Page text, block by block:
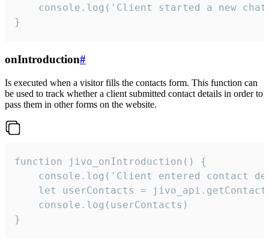
console.log('Client started a new
}
onIntroduction#
Is executed when a visitor fills the contacts form. This function can
be used to track whether a client submitted contact details in order to
pass them in other forms on the website.
function jivo_onIntroduction() {
console.log('Client entered contact
let userContacts =
    console.log(userContacts)
}